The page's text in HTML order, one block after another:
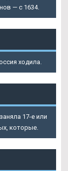
— с 1634.
ходила.
17-е или
которые.